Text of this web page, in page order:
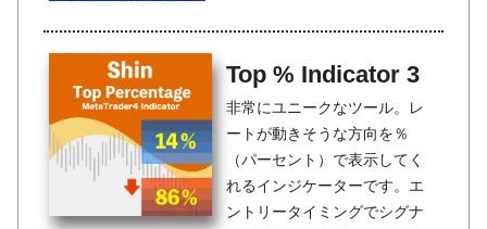
Top % Indicator 3
非常にユニークなツール。レ
ートが動きそうな方向を％
（パーセント）で表示してく
れるインジケーターです。エ
ントリータイミングでシグナ